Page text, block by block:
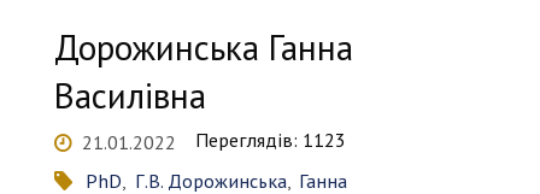
Т
Дорожинська Ганна
Василівна
21.01.2022
PhD, Г.В. Дорожинська, Ганна
Переглядів: 1123